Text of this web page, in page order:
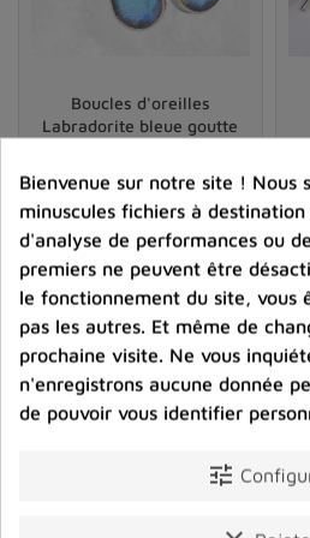
Aide à conserver son calme
Protège de la jalousie et
autres. Elle est la pierre qui
particulièrementrecommandée
solitaires.
Elle repose lors de grandes
intellectuelles car sa puissance
Comme l’opalite, la labradorite
dites "de chance"; elle attire à
bénéfiques et protège des
Son action sur les chakras
le 3è oeil. Elle est
Boucles d'oreilles
Labradorite bleue goutte
Prix
47,00 €
shopping_cart  favorite_border
Bienvenue sur notre site ! Nous
minuscules fichiers à
d'analyse de performances ou
premiers ne peuvent être
le fonctionnement du site, vous
pas les autres. Et même de
prochaine visite. Ne vous
n'enregistrons aucune donnée
de pouvoir vous identifier
tune